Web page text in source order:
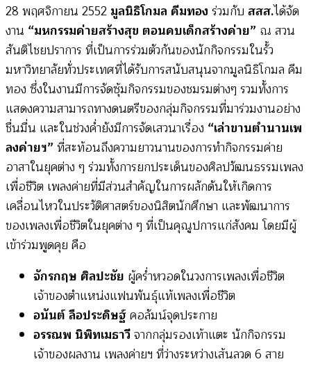
28 พฤศจิกายน 2552 มูลนิธิโกมล คีมทอง ร่วมกับ สสส.ได้จัด
งาน “มหกรรมค่ายสร้างสุข ตอนคบเด็กสร้างค่าย” ณ สวน
สันติไชยปราการ ที่เป็นการร่วมตัวกันของนักกิจกรรมในรั้ว
มหาวิทยาลัยทั่วประเทศที่ได้รับการสนับสนุนจากมูลนิธิโกมล คีม
ทอง ซึ่งในงานมีการจัดซุ้มกิจกรรมของชมรมต่างๆ รวมทั้งการ
แสดงความสามารถทางดนตรีของกลุ่มกิจกรรมที่มาร่วมงานอย่าง
ชื่นมื่น และในช่วงค่ำยังมีการจัดเสวนาเรื่อง “เล่าขานตำนานเพ
ลงค่ายฯ”ที่สะท้อนถึงความยาวนานของการทำกิจกรรมค่าย
อาสาในยุคต่าง ๆ ร่วมทั้งการยกประเด็นของศิลปวัฒนธรรมเพลง
เพื่อชีวิต เพลงค่ายที่มีส่วนสำคัญในการผลักดันให้เกิดการ
เคลื่อนไหวในประวัติศาสตร์ของนิสิตนักศึกษา และพัฒนาการ
ของเพลงเพื่อชีวิตในยุคต่าง ๆ ที่เป็นคุณูปการแก่สังคม โดยมีผู้
เข้าร่วมพูดคุย คือ
จักรกฤษ ศิลปะชัย ผู้คร่ำหวอดในวงการเพลงเพื่อชีวิต
เจ้าของตำแหน่งแฟนพันธุ์แท้เพลงเพื่อชีวิต
อนันต์ ลือประดิษฐ์คอลัมน์จุดประกาย
อรรณพ นิพิทเมธาวีจากกลุ่มรองเท้าแตะ นักกิจกรรม
เจ้าของผลงาน เพลงค่ายฯ ที่ว่างระหว่างเส้นลวด 6 สาย